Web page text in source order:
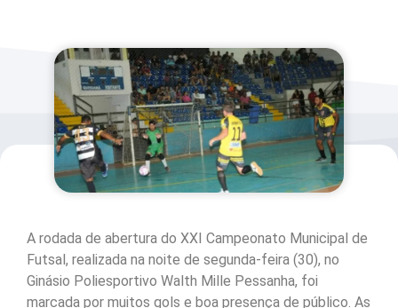
A rodada de abertura do XXI Campeonato Municipal de
Futsal, realizada na noite de segunda-feira (30), no
Ginásio Poliesportivo Walth Mille Pessanha, foi
marcada por muitos gols e boa presença de público. As